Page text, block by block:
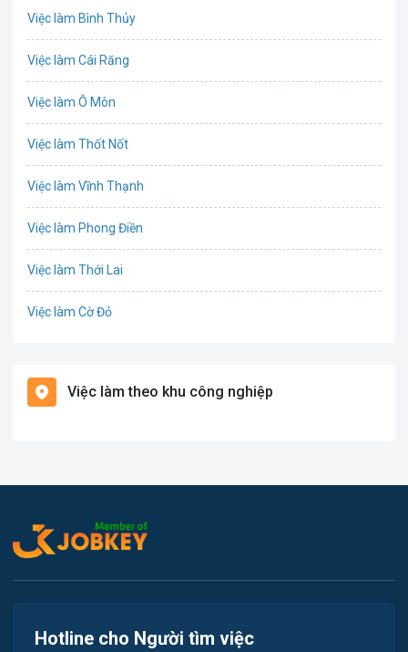
Văn Phòng
Lao Động Phổ Thông
Việc làm Bình Thủy
Việc làm Cái Răng
Việc làm Ô Môn
Việc làm Thốt Nốt
Việc làm Vĩnh Thạnh
Việc làm Phong Điền
Việc làm Thới Lai
Việc làm Cờ Đỏ
Việc làm Cái Khế
Việc làm Thới An Đông
Việc làm Phước Thới
Việc làm theo khu công nghiệp
Hotline cho Người tìm việc